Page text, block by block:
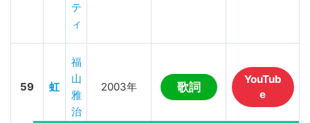
テ
ィ
59 虹
福
山
雅
治
2003年 歌詞
YouTub
e